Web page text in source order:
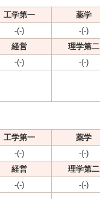
工学第一 薬学
-(-) -(-)
経営 理学第二
-(-) -(-)
工学第一 薬学
-(-) -(-)
経営 理学第二
-(-) -(-)